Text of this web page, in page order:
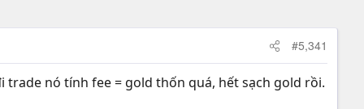
#5,341
trade nó tính fee = gold thốn quá, hết sạch gold rồi.